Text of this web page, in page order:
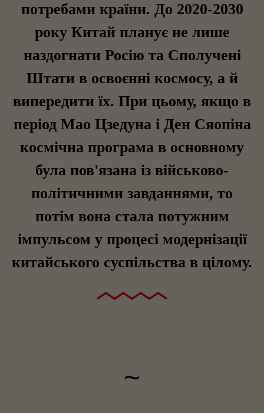
потребами країни. До 2020-2030
року Китай планує не лише
наздогнати Росію та Сполучені
Штати в освоєнні космосу, а й
випередити їх. При цьому, якщо в
період Мао Цзедуна і Ден Сяопіна
космічна програма в основному
була пов'язана із військово-
політичними завданнями, то
потім вона стала потужним
імпульсом у процесі модернізації
китайського суспільства в цілому.
~